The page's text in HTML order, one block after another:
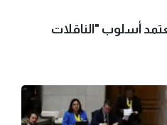
أسلوب "الناقلات